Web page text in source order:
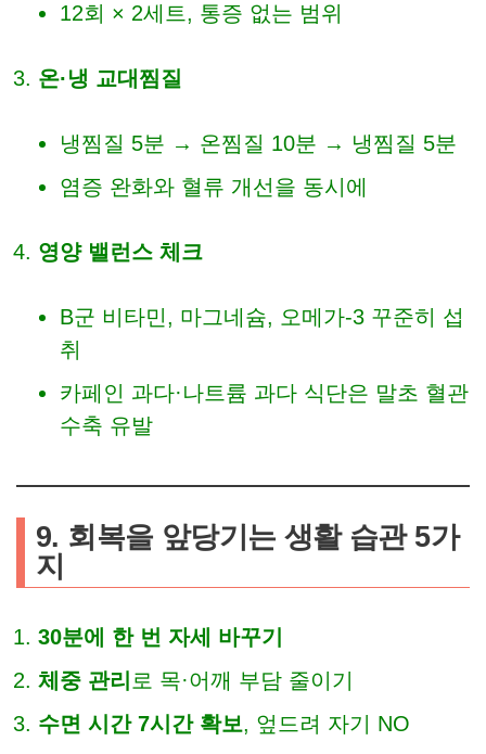
12회 × 2세트, 통증 없는 범위
온·냉 교대찜질
냉찜질 5분 → 온찜질 10분 → 냉찜질 5분
염증 완화와 혈류 개선을 동시에
영양 밸런스 체크
B군 비타민, 마그네슘, 오메가-3 꾸준히 섭
취
카페인 과다·나트륨 과다 식단은 말초 혈관
수축 유발
9. 회복을 앞당기는 생활 습관 5가
지
30분에 한 번 자세 바꾸기
체중 관리 로 목·어깨 부담 줄이기
수면 시간 7시간 확보, 엎드려 자기 NO